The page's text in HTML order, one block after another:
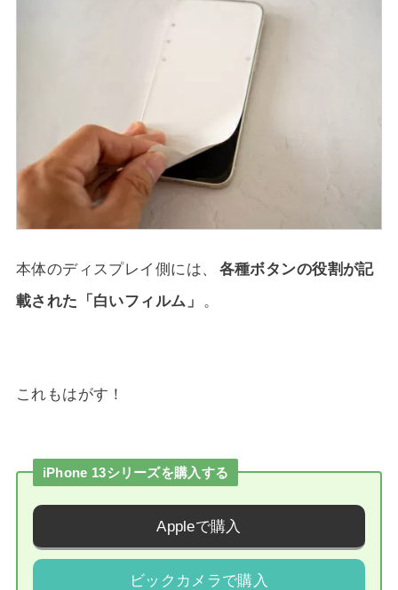
本体のディスプレイ側には、
各種ボタンの役割が記
載された「白いフィルム」
。
これもはがす！
iPhone 13シリーズを購入する
Appleで購入
ビックカメラで購入